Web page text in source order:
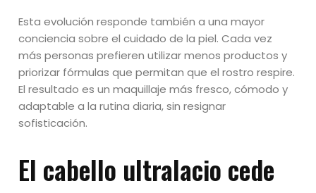
Esta evolución responde también a una mayor
conciencia sobre el cuidado de la piel. Cada vez
más personas prefieren utilizar menos productos y
priorizar fórmulas que permitan que el rostro respire.
El resultado es un maquillaje más fresco, cómodo y
adaptable a la rutina diaria, sin resignar
sofisticación.
El cabello ultralacio cede